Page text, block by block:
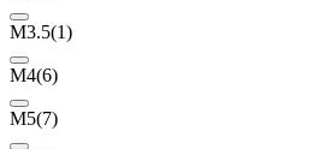
М3.5(1)
М4(6)
М5(7)